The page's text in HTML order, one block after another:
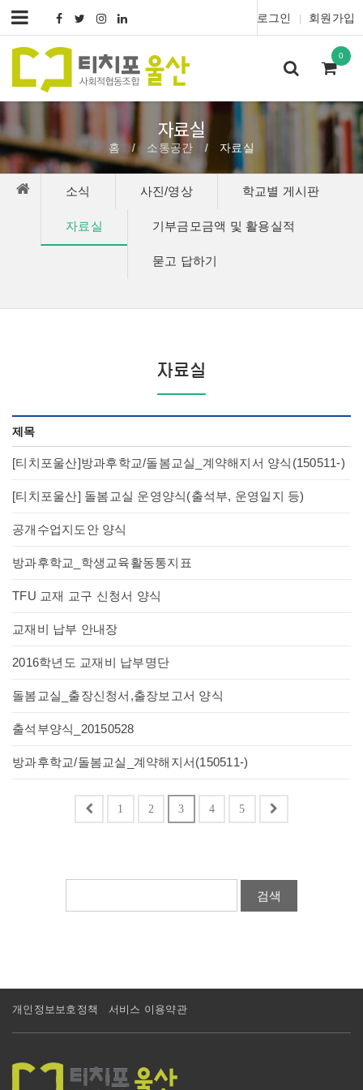
로그인 회원가입
0
자료실
홈 / 소통공간 / 자료실
소식 사진/영상 학교별 게시판
자료실 기부금모금액 및 활용실적
묻고 답하기
자료실
제목
[티치포울산]방과후학교/돌봄교실_계약해지서 양식(150511-)
[티치포울산] 돌봄교실 운영양식(출석부, 운영일지 등)
공개수업지도안 양식
방과후학교_학생교육활동통지표
TFU 교재 교구 신청서 양식
교재비 납부 안내장
2016학년도 교재비 납부명단
돌봄교실_출장신청서,출장보고서 양식
출석부양식_20150528
방과후학교/돌봄교실_계약해지서(150511-)
1 2 3 4 5
검색
개인정보보호정책 서비스 이용약관